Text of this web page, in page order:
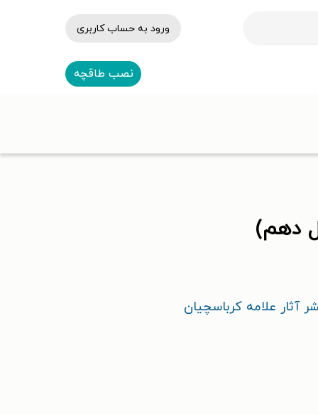
ورود به حساب کاربری
نصب طاقچه
دهم)
آثار علامه کرباسچیان